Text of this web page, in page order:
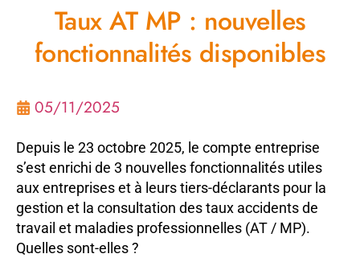
Taux AT MP : nouvelles
fonctionnalités disponibles
05/11/2025
Depuis le 23 octobre 2025, le compte entreprise
s’est enrichi de 3 nouvelles fonctionnalités utiles
aux entreprises et à leurs tiers-déclarants pour la
gestion et la consultation des taux accidents de
travail et maladies professionnelles (AT / MP).
Quelles sont-elles ?